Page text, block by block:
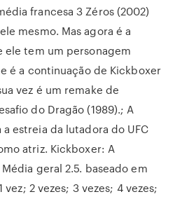
francesa 3 Zéros (2002)
mesmo. Mas agora é a
ele tem um personagem
é a continuação de Kickboxer
vez é um remake de
do Dragão (1989).; A
estreia da lutadora do UFC
atriz. Kickboxer: A
geral 2.5. baseado em
vez; 2 vezes; 3 vezes; 4 vezes;